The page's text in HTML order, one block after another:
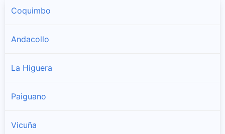
Coquimbo
Andacollo
La Higuera
Paiguano
Vicuña